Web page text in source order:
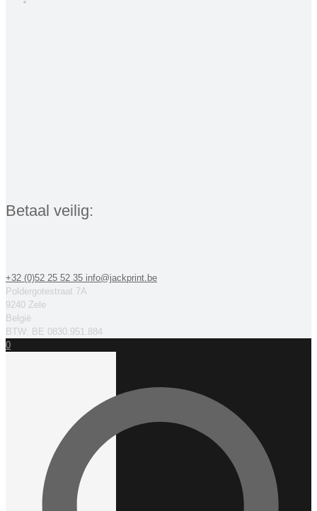
Betaal veilig:
+32 (0)52 25 52 35 info@jackprint.be
Poldergotestraat 7A
9240 Zele
België
BTW: BE 0830.951.884
0